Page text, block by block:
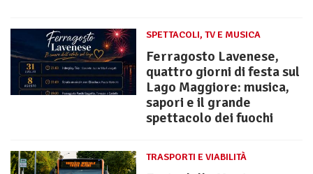
SPETTACOLI, TV E MUSICA
Ferragosto Lavenese,
quattro giorni di festa sul
Lago Maggiore: musica,
sapori e il grande
spettacolo dei fuochi
TRASPORTI E VIABILITÀ